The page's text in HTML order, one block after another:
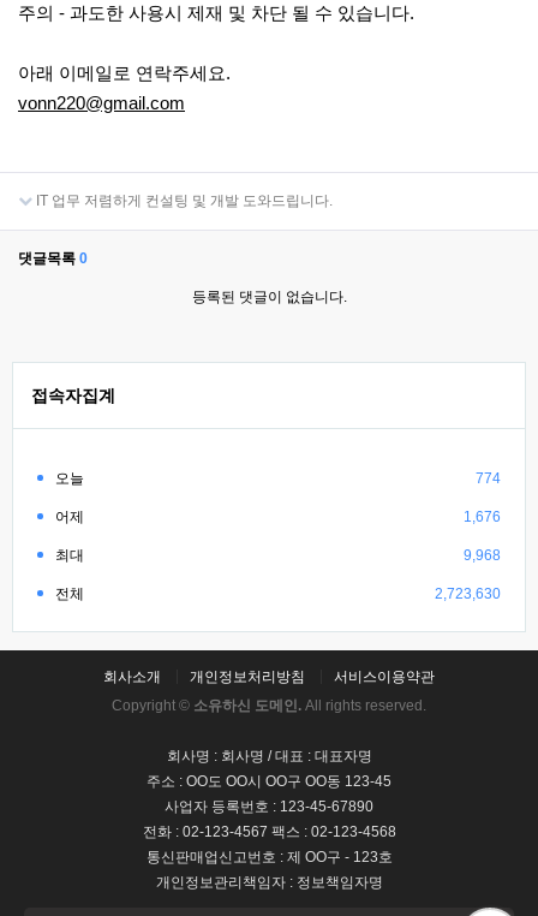
주의 - 과도한 사용시 제재 및 차단 될 수 있습니다.
아래 이메일로 연락주세요.
vonn220@gmail.com
IT 업무 저렴하게 컨설팅 및 개발 도와드립니다.
댓글목록 0
등록된 댓글이 없습니다.
접속자집계
오늘 774
어제 1,676
최대 9,968
전체 2,723,630
회사소개 개인정보처리방침
서비스이용약관
Copyright © 소유하신 도메인. All rights reserved.
회사명 : 회사명 / 대표 : 대표자명
주소 : OO도 OO시 OO구 OO동 123-45
사업자 등록번호 : 123-45-67890
전화 : 02-123-4567 팩스 : 02-123-4568
통신판매업신고번호 : 제 OO구 - 123호
개인정보관리책임자 : 정보책임자명